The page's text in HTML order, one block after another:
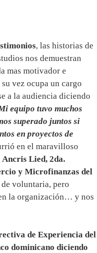
, las historias de
nos demuestran
mas motivador e
vez ocupa un cargo
a la audiencia diciendo
equipo tuvo muchos
superado juntos si
en proyectos de
en el maravilloso
Ancris Lied, 2da.
y Microfinanzas del
voluntaria, pero
la organización… y nos
de Experiencia del
dominicano diciendo